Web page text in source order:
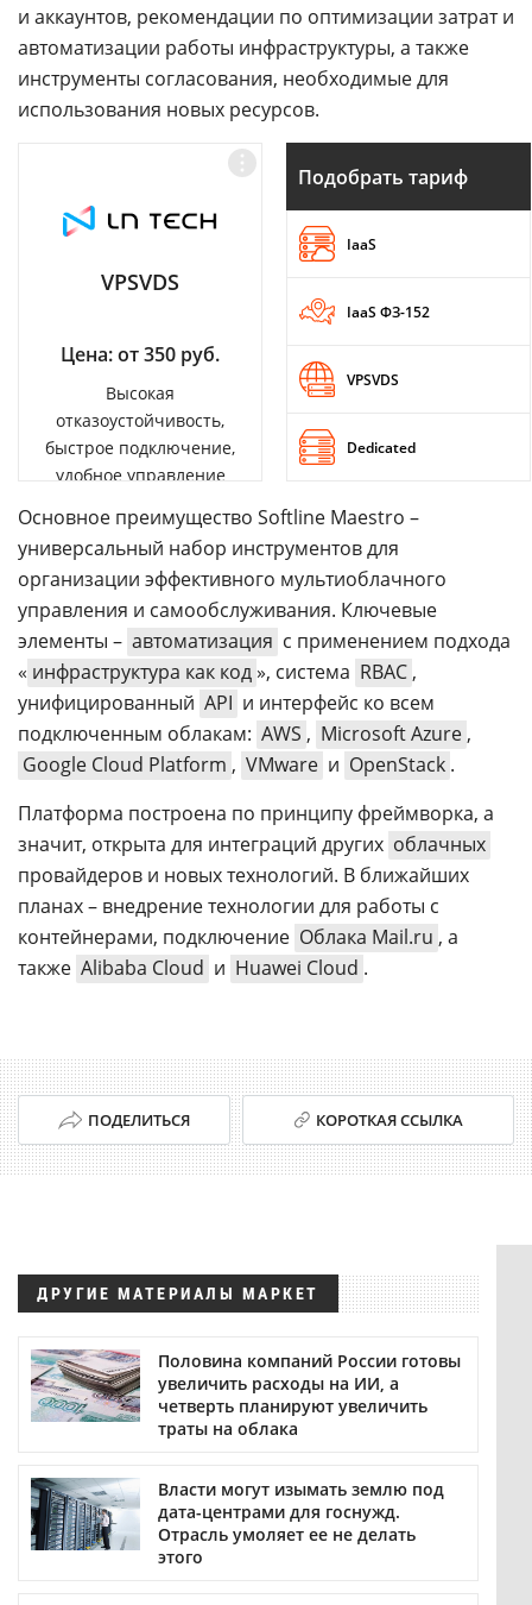
и аккаунтов, рекомендации по оптимизации затрат и
автоматизации работы инфраструктуры, а также
инструменты согласования, необходимые для
использования новых ресурсов.
VPSVDS
Цена: от 350 руб.
Высокая
отказоустойчивость,
быстрое подключение,
удобное управление
Подобрать тариф
IaaS
IaaS ФЗ-152
VPSVDS
Dedicated
Основное преимущество Softline Maestro –
универсальный набор инструментов для
организации эффективного мультиоблачного
управления и самообслуживания. Ключевые
элементы – автоматизация с применением подхода
« инфраструктура как код», система RBAC ,
унифицированный API и интерфейс ко всем
подключенным облакам: AWS , Microsoft Azure ,
Google Cloud Platform , VMware и OpenStack .
Платформа построена по принципу фреймворка, а
значит, открыта для интеграций других облачных
провайдеров и новых технологий. В ближайших
планах – внедрение технологии для работы с
контейнерами, подключение Облака Mail.ru , а
также Alibaba Cloud и Huawei Cloud .
ПОДЕЛИТЬСЯ КОРОТКАЯ ССЫЛКА
ДРУГИЕ МАТЕРИАЛЫ МАРКЕТ
Половина компаний России готовы
увеличить расходы на ИИ, а
четверть планируют увеличить
траты на облака
Власти могут изымать землю под
дата-центрами для госнужд.
Отрасль умоляет ее не делать
этого